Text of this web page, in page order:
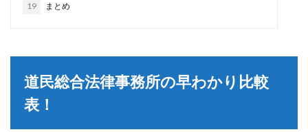
19 まとめ
道民総合法律事務所の早わかり比較
表！